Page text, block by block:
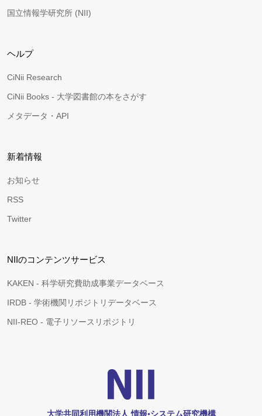
国立情報学研究所 (NII)
ヘルプ
CiNii Research
CiNii Books - 大学図書館の本をさがす
メタデータ・API
新着情報
お知らせ
RSS
Twitter
NIIのコンテンツサービス
KAKEN - 科学研究費助成事業データベース
IRDB - 学術機関リポジトリデータベース
NII-REO - 電子リソースリポジトリ
大学共同利用機関法人 情報•システム研究機構